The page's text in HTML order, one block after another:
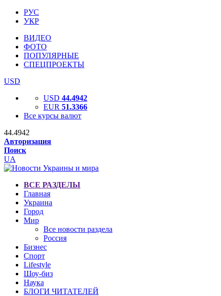
РУС
УКР
ВИДЕО
ФОТО
ПОПУЛЯРНЫЕ
СПЕЦПРОЕКТЫ
USD
USD 44.4942
EUR 51.3366
Все курсы валют
44.4942
Авторизация
Поиск
UA
ВСЕ РАЗДЕЛЫ
Главная
Украина
Город
Мир
Все новости раздела
Россия
Бизнес
Спорт
Lifestyle
Шоу-биз
Наука
БЛОГИ ЧИТАТЕЛЕЙ